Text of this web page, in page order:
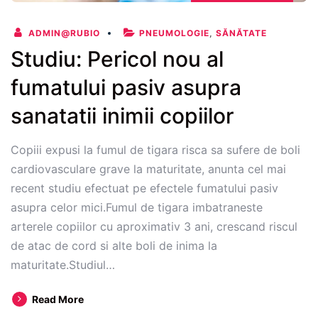
ADMIN@RUBIO PNEUMOLOGIE, SĂNĂTATE
Studiu: Pericol nou al
fumatului pasiv asupra
sanatatii inimii copiilor
Copiii expusi la fumul de tigara risca sa sufere de boli
cardiovasculare grave la maturitate, anunta cel mai
recent studiu efectuat pe efectele fumatului pasiv
asupra celor mici.Fumul de tigara imbatraneste
arterele copiilor cu aproximativ 3 ani, crescand riscul
de atac de cord si alte boli de inima la
maturitate.Studiul…
Read More